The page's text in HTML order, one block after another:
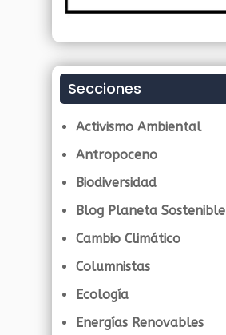
Secciones
Activismo Ambiental
Antropoceno
Biodiversidad
Blog Planeta Sostenible
Cambio Climático
Columnistas
Ecología
Energías Renovables